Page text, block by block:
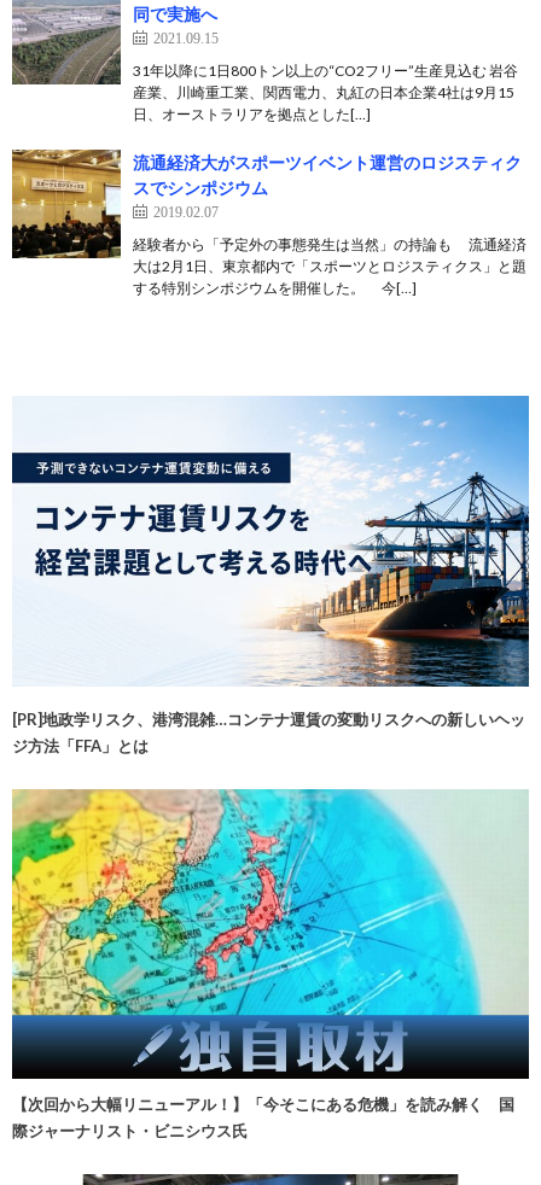
同で実施へ
2021.09.15
31年以降に1日800トン以上の“CO2フリー”生産見込む 岩谷
産業、川崎重工業、関西電力、丸紅の日本企業4社は9月15
日、オーストラリアを拠点とした[…]
流通経済大がスポーツイベント運営のロジスティク
スでシンポジウム
2019.02.07
経験者から「予定外の事態発生は当然」の持論も 流通経済
大は2月1日、東京都内で「スポーツとロジスティクス」と題
する特別シンポジウムを開催した。 今[…]
[PR]地政学リスク、港湾混雑…コンテナ運賃の変動リスクへの新しいヘッ
ジ方法「FFA」とは
【次回から大幅リニューアル！】「今そこにある危機」を読み解く 国
際ジャーナリスト・ビニシウス氏